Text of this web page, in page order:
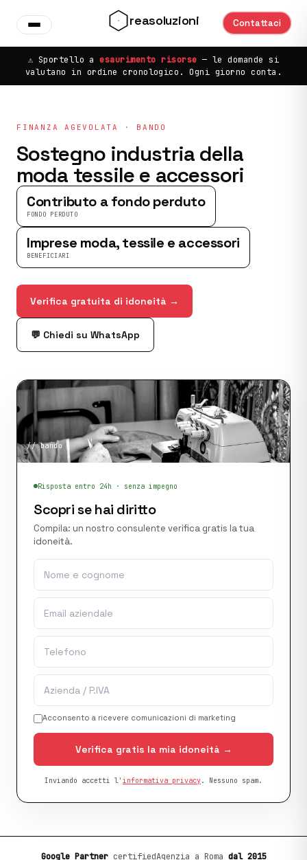
Vai al contenuto principale
reasoluzioni Contattaci
⚠️ Sportello aesaurimento risorse — le domande si
valutano in ordine cronologico. Ogni giorno conta.
FINANZA AGEVOLATA · BANDO
Sostegno industria della
moda tessile e accessori
Contributo a fondo perduto
FONDO PERDUTO
Imprese moda, tessile e accessori
BENEFICIARI
Verifica gratuita di idoneità →
💬 Chiedi su WhatsApp
//bando
Risposta entro 24h · senza impegno
Scopri se hai diritto
Compila: un nostro consulente verifica gratis la tua
idoneità.
Acconsento a ricevere comunicazioni di marketing
Verifica gratis la mia idoneità →
Inviando accetti l' informativa privacy. Nessuno spam.
Google PartnercertifiedAgenzia a Roma dal 2015